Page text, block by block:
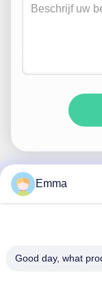
No. 280
Emma
Good day, what